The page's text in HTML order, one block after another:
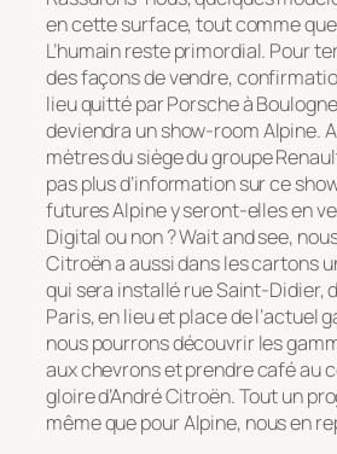
en cette surface, tout comme
L’humain reste primordial. Pour
des façons de vendre,
lieu quitté par Porsche à
deviendra un show-room Alpine.
mètres du siège du groupe
pas plus d’information sur ce
futures Alpine y seront-elles en
Digital ou non ? Wait and see,
Citroën a aussi dans les cartons
qui sera installé rue Saint-Didier,
Paris, en lieu et place de l’actuel
nous pourrons découvrir les
aux chevrons et prendre café au
gloire d’André Citroën. Tout un
même que pour Alpine, nous en